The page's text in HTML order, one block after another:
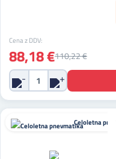
Cena z DDV:
88,18 €110,22 €
Celoletna